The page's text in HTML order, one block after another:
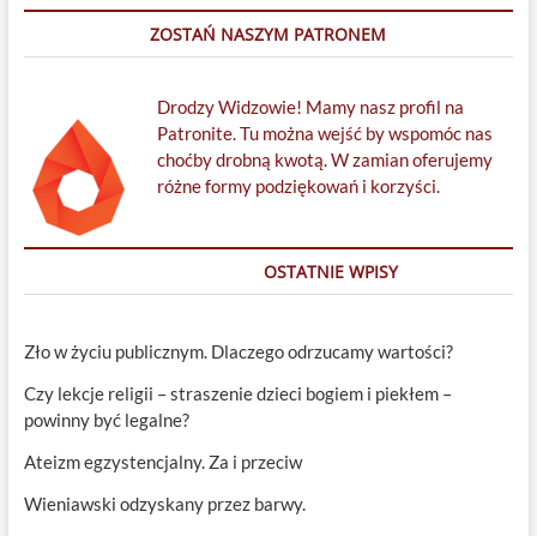
ZOSTAŃ NASZYM PATRONEM
Drodzy Widzowie! Mamy nasz profil na
Patronite. Tu można wejść by wspomóc nas
choćby drobną kwotą. W zamian oferujemy
różne formy podziękowań i korzyści.
OSTATNIE WPISY
Zło w życiu publicznym. Dlaczego odrzucamy wartości?
Czy lekcje religii – straszenie dzieci bogiem i piekłem –
powinny być legalne?
Ateizm egzystencjalny. Za i przeciw
Wieniawski odzyskany przez barwy.